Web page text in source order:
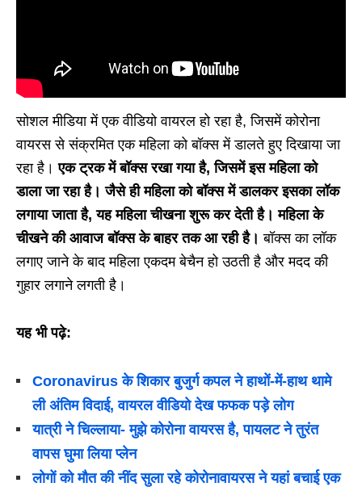
सोशल मीडिया में एक वीडियो वायरल हो रहा है, जिसमें कोरोना
वायरस से संक्रमित एक महिला को बॉक्स में डालते हुए दिखाया जा
रहा है। एक ट्रक में बॉक्स रखा गया है, जिसमें इस महिला को
डाला जा रहा है। जैसे ही महिला को बॉक्स में डालकर इसका लॉक
लगाया जाता है, यह महिला चीखना शुरू कर देती है। महिला के
चीखने की आवाज बॉक्स के बाहर तक आ रही है।बॉक्स का लॉक
लगाए जाने के बाद महिला एकदम बेचैन हो उठती है और मदद की
गुहार लगाने लगती है।
यह भी पढ़े:
Coronavirus के शिकार बुजुर्ग कपल ने हाथों-में-हाथ थामे
ली अंतिम विदाई, वायरल वीडियो देख फफक पड़े लोग
यात्री ने चिल्लाया- मुझे कोरोना वायरस है, पायलट ने तुरंत
वापस घुमा लिया प्लेन
लोगों को मौत की नींद सुला रहे कोरोनावायरस ने यहां बचाई एक